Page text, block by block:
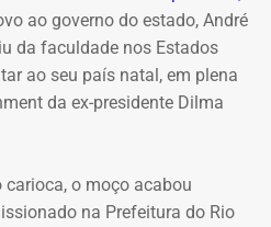
município do Noroeste
provocação eleitoral
levar recursos ou
conta das apresentações de
Terreiro de Crioulo, além
a Teresa Cristina, Milton
A entrada é franca e com
ao governo do estado, André
da faculdade nos Estados
ao seu país natal, em plena
da ex-presidente Dilma
carioca, o moço acabou
na Prefeitura do Rio